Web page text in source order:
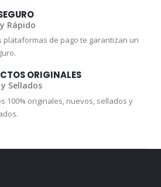
Rápido
plataformas de pago te garantizan un
ORIGINALES
Sellados
100% originales, nuevos, sellados y